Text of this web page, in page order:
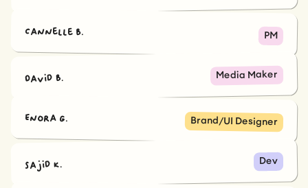
Cannelle B. PM
David B. Media Maker
Enora G. Brand/UI Designer
Sajid K. Dev